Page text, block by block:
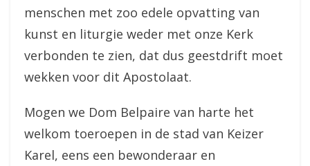
menschen met zoo edele opvatting van
kunst en liturgie weder met onze Kerk
verbonden te zien, dat dus geestdrift moet
wekken voor dit Apostolaat.
Mogen we Dom Belpaire van harte het
welkom toeroepen in de stad van Keizer
Karel, eens een bewonderaar en